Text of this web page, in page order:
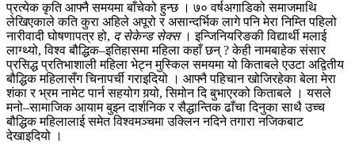
प्रत्येक कृति आफ्नै समयमा बाँचेको हुन्छ । ७० वर्षअगाडिको समाजमाथि
लेखिएकाले कति कुरा अहिले अपूरो र असान्दर्भिक लागे पनि मेरा निम्ति पहिलो
नारीवादी घोषणापत्र हो, द सेकेन्ड सेक्स। इन्जिनियरिङकी विद्यार्थी मलाई
लाग्थ्यो, विश्व बौद्धिक–इतिहासमा महिला कहाँ छन् ? केही नामबाहेक संसार
प्रसिद्ध प्रतिभाशाली महिला भेट्न मुस्किल समयमा यो किताबले एउटा अद्वितीय
बौद्धिक महिलासँग चिनापर्ची गराइदियो । आफ्नै पहिचान खोजिरहेका बेला मेरा
शंका र भ्रम नामेट पार्न सहयोग गर्‍यो, सिमोन दि बुभाएरको किताबले । यसले
मनो–सामाजिक आयाम बुझ्न दार्शनिक र सैद्धान्तिक ढाँचा दिनुका साथै उच्च
बौद्धिक महिलालाई समेत विश्वमञ्चमा उक्लिन नदिने तगारा नजिकबाट
देखाइदियो ।